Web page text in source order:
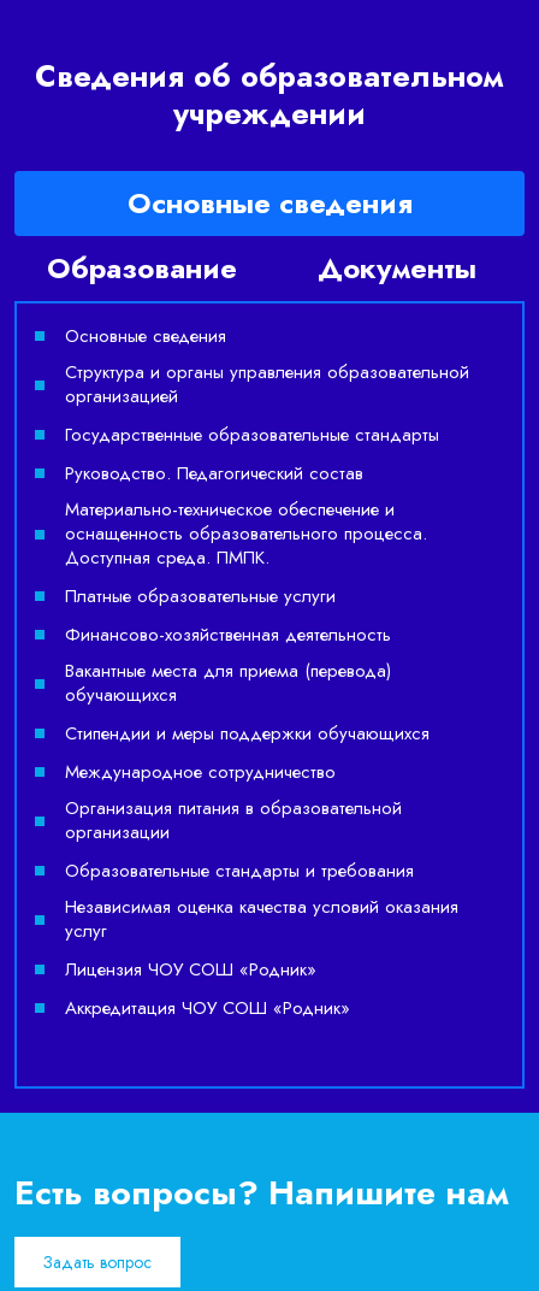
Сведения об образовательном
учреждении
Основные сведения
Образование
Документы
Основные сведения
Структура и органы управления образовательной
организацией
Государственные образовательные стандарты
Руководство. Педагогический состав
Материально-техническое обеспечение и
оснащенность образовательного процесса.
Доступная среда. ПМПК.
Платные образовательные услуги
Финансово-хозяйственная деятельность
Вакантные места для приема (перевода)
обучающихся
Стипендии и меры поддержки обучающихся
Международное сотрудничество
Организация питания в образовательной
организации
Образовательные стандарты и требования
Независимая оценка качества условий оказания
услуг
Лицензия ЧОУ СОШ «Родник»
Аккредитация ЧОУ СОШ «Родник»
Есть вопросы? Напишите нам
Задать вопрос